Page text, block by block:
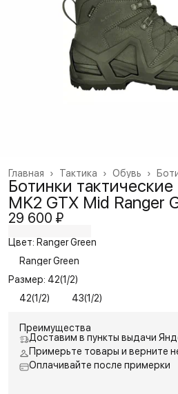
Обувь ›
Тактика ›
Главная ›
Ботинки
MK2 GTX Mid Ranger
29 600 ₽
Цвет: Ranger Green
Ranger Green
Размер: 42(1/2)
42(1/2)
43(1/2)
Преимущества
Доставим в пункты выдачи
Примерьте товары и верните
Оплачивайте после примерки